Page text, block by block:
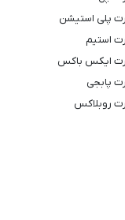
پلی استیشن
استیم
ایکس باکس
پابجی
روبلاکس